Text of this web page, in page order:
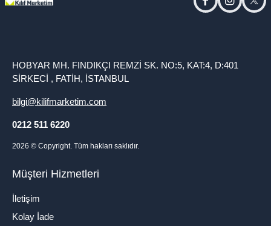
facebookinstagram
HOBYAR MH. FINDIKÇI REMZİ SK. NO:5, KAT:4, D:401
SİRKECİ , FATİH, İSTANBUL
bilgi@kilifmarketim.com
0212 511 6220
2026 © Copyright. Tüm hakları saklıdır.
Müşteri Hizmetleri
İletişim
Kolay İade